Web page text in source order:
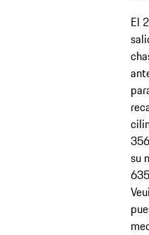
El
su